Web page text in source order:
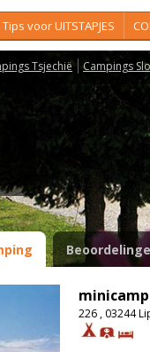
Tips voor UITSTAPJES
Tsjechië Campings
226 , 03244